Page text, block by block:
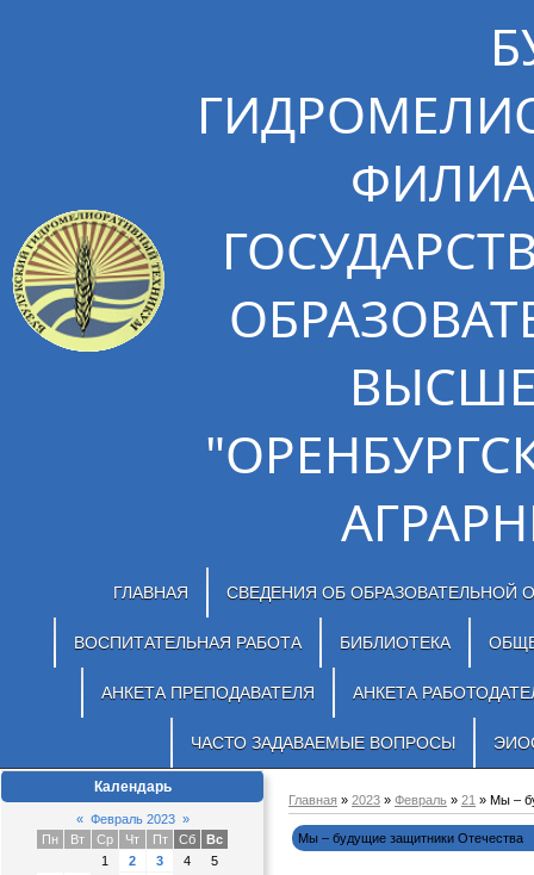
ГЛАВНАЯ СВЕДЕНИЯ ОБ ОБРАЗОВАТЕЛЬНОЙ
ВОСПИТАТЕЛЬНАЯ РАБОТА БИБЛИОТЕКА
АНКЕТА ПРЕПОДАВАТЕЛЯ АНКЕТА
ЧАСТО ЗАДАВАЕМЫЕ ВОПРОСЫ
Календарь
« Февраль 2023 »
Пн
Вт Ср Чт Пт Сб
Вс
1
2 3 4
5
Главная » 2023 » Февраль » 21 » Мы –
Мы – будущие защитники Отечества